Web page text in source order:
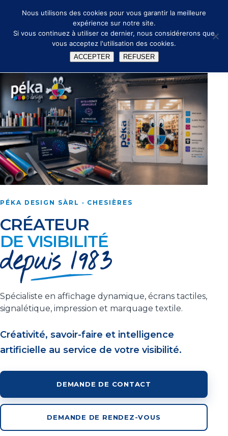
✉ info@peka.design 🔑
PÉKA DESIGN SÀRL · CHESIÈRES
CRÉATEUR
DE VISIBILITÉ
Spécialiste en affichage dynamique, écrans tactiles,
signalétique, impression et marquage textile.
Créativité, savoir-faire et intelligence
artificielle au service de votre visibilité.
DEMANDE DE CONTACT
DEMANDE DE RENDEZ-VOUS
Nous utilisons des cookies pour vous garantir la meilleure
expérience sur notre site.
Si vous continuez à utiliser ce dernier, nous considérerons que
vous acceptez l'utilisation des cookies.
ACCEPTER REFUSER